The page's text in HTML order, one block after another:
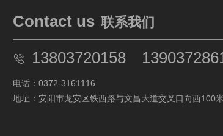
Contact us 联系我们
13803720158
电话： 0372-3161116
地址：安阳市龙安区铁西路与文昌大道交叉口向西100